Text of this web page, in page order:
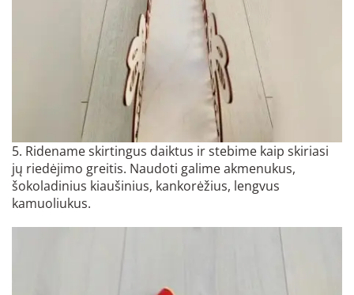
5. Ridename skirtingus daiktus ir stebime kaip skiriasi
jų riedėjimo greitis. Naudoti galime akmenukus,
šokoladinius kiaušinius, kankorėžius, lengvus
kamuoliukus.